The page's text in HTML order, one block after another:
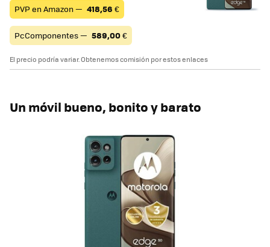
PVP en Amazon — 418,56 €
PcComponentes — 589,00€
El precio podría variar. Obtenemos comisión por estos enlaces
Un móvil bueno, bonito y barato